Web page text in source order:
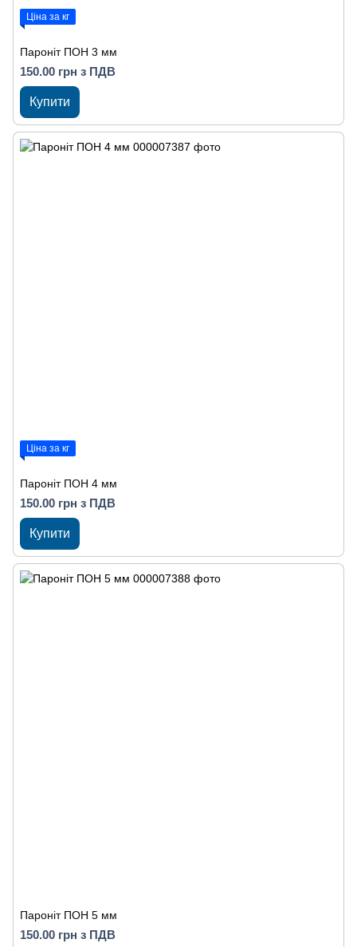
Ціна за кг
Пароніт ПОН 3 мм
150.00 грн з ПДВ
Купити
Ціна за кг
Пароніт ПОН 4 мм
150.00 грн з ПДВ
Купити
Пароніт ПОН 5 мм
150.00 грн з ПДВ